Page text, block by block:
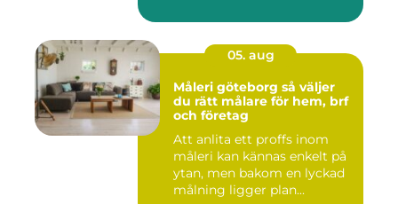
05. aug
Måleri göteborg så väljer
du rätt målare för hem, brf
och företag
Att anlita ett proffs inom
måleri kan kännas enkelt på
ytan, men bakom en lyckad
målning ligger plan...